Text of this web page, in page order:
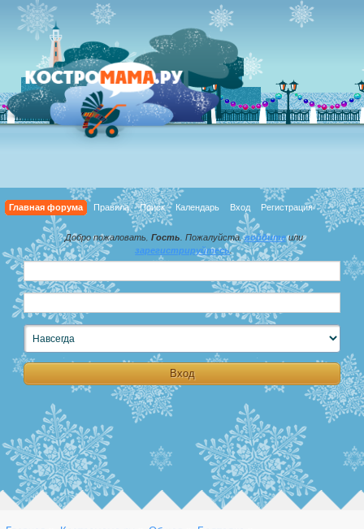
Главная форума Правила Поиск Календарь Вход Регистрация
Добро пожаловать, Гость . Пожалуйста,войдитеили
зарегистрируйтесь.